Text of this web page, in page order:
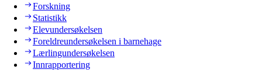
Forskning
Statistikk
Elevundersøkelsen
Foreldreundersøkelsen i barnehage
Lærlingundersøkelsen
Innrapportering